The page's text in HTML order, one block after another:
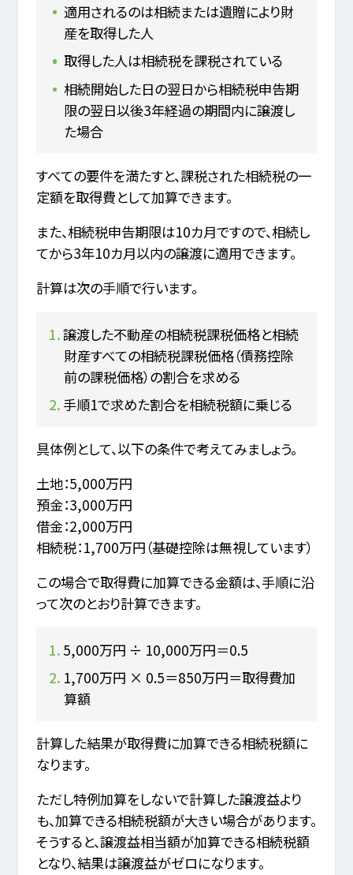
適用されるのは相続または遺贈により財
産を取得した人
取得した人は相続税を課税されている
相続開始した日の翌日から相続税申告期
限の翌日以後3年経過の期間内に譲渡し
た場合
すべての要件を満たすと、課税された相続税の一
定額を取得費として加算できます。
また、相続税申告期限は10カ月ですので、相続し
てから3年10カ月以内の譲渡に適用できます。
計算は次の手順で行います。
譲渡した不動産の相続税課税価格と相続
財産すべての相続税課税価格（債務控除
前の課税価格）の割合を求める
手順1で求めた割合を相続税額に乗じる
具体例として、以下の条件で考えてみましょう。
土地：5,000万円
預金：3,000万円
借金：2,000万円
相続税：1,700万円（基礎控除は無視しています）
この場合で取得費に加算できる金額は、手順に沿
って次のとおり計算できます。
5,000万円 ÷ 10,000万円＝0.5
1,700万円 × 0.5＝850万円＝取得費加
算額
計算した結果が取得費に加算できる相続税額に
なります。
ただし特例加算をしないで計算した譲渡益より
も、加算できる相続税額が大きい場合があります。
そうすると、譲渡益相当額が加算できる相続税額
となり、結果は譲渡益がゼロになります。